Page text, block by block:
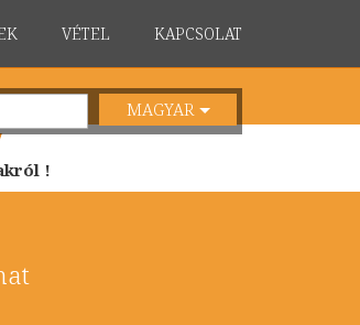
VÉTEL KAPCSOLAT
MAGYAR
!